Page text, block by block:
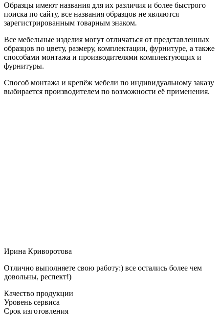
Образцы имеют названия для их различия и более быстрого
поиска по сайту, все названия образцов не являются
зарегистрированным товарным знаком.
Все мебельные изделия могут отличаться от представленных
образцов по цвету, размеру, комплектации, фурнитуре, а также
способами монтажа и производителями комплектующих и
фурнитуры.
Способ монтажа и крепёж мебели по индивидуальному заказу
выбирается производителем по возможности её применения.
Ирина Криворотова
Отлично выполняете свою работу:) все остались более чем
довольны, респект!)
Качество продукции
Уровень сервиса
Срок изготовления